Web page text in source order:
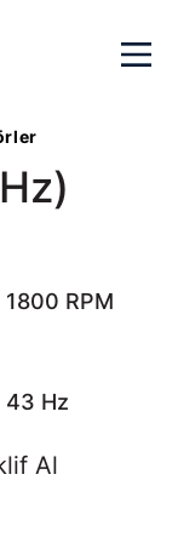
1800 RPM
44 Hz
Al